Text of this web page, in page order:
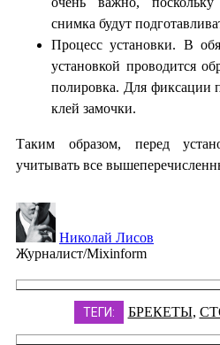
снимка будут
Процесс установки. В
установкой проводится
полировка. Для фиксации
клей замочки.
Таким образом, перед
учитывать все
Николай Лисов
Журналист/Mixinform
ТЕГИ: БРЕКЕТЫ,